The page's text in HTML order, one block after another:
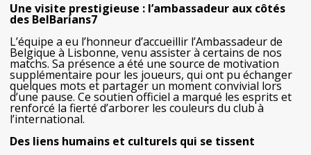
Une visite prestigieuse : l’ambassadeur aux côtés
des BelBarians7
L’équipe a eu l’honneur d’accueillir l’Ambassadeur de
Belgique à Lisbonne, venu assister à certains de nos
matchs. Sa présence a été une source de motivation
supplémentaire pour les joueurs, qui ont pu échanger
quelques mots et partager un moment convivial lors
d’une pause. Ce soutien officiel a marqué les esprits et
renforcé la fierté d’arborer les couleurs du club à
l’international.
Des liens humains et culturels qui se tissent